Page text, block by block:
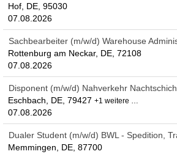
Hof, DE, 95030
07.08.2026
Sachbearbeiter (m/w/d) Warehouse
Rottenburg am Neckar, DE, 72108
07.08.2026
Disponent (m/w/d) Nahverkehr
Eschbach, DE, 79427 +1 weitere …
07.08.2026
Dualer Student (m/w/d) BWL - Spedition,
Memmingen, DE, 87700